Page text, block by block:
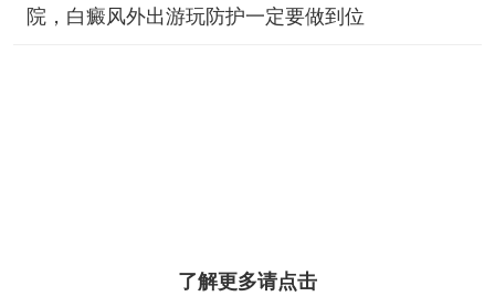
院，白癜风外出游玩防护一定要做到位
了解更多请点击